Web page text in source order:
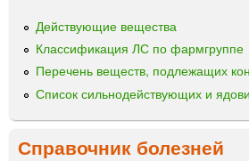
Действующие вещества
Классификация ЛС по фармгруппе
Перечень веществ, подлежащих
Список сильнодействующих и
Справочник болезней